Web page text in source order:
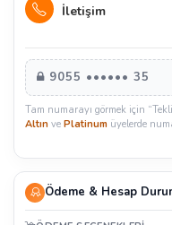
İletişim
9055 •••••• 35
Tam numarayı görmek için
Altın ve Platinum üyelerde
Ödeme & Hesap